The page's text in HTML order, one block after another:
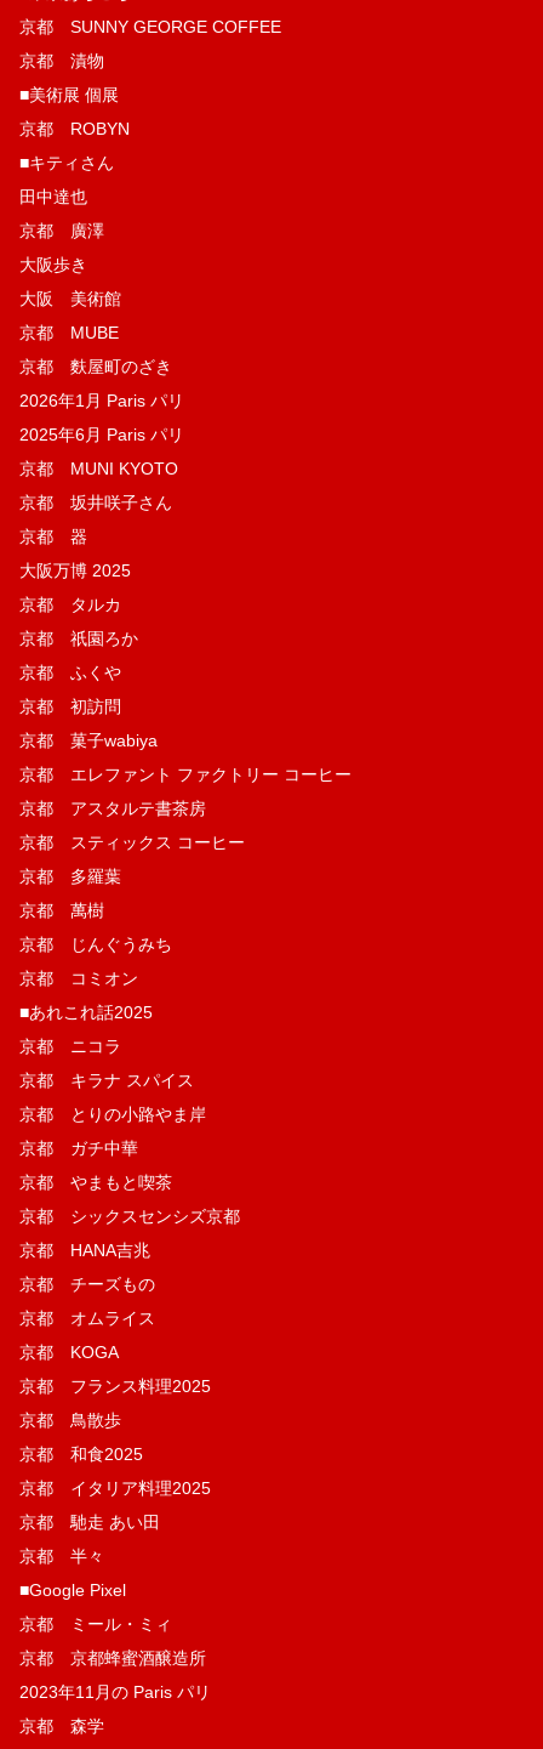
京都 SUNNY GEORGE COFFEE
京都 漬物
■美術展 個展
京都 ROBYN
■キティさん
田中達也
京都 廣澤
大阪歩き
大阪 美術館
京都 MUBE
京都 麩屋町のざき
2026年1月 Paris パリ
2025年6月 Paris パリ
京都 MUNI KYOTO
京都 坂井咲子さん
京都 器
大阪万博 2025
京都 タルカ
京都 祇園ろか
京都 ふくや
京都 初訪問
京都 菓子wabiya
京都 エレファント ファクトリー コーヒー
京都 アスタルテ書茶房
京都 スティックス コーヒー
京都 多羅葉
京都 萬樹
京都 じんぐうみち
京都 コミオン
■あれこれ話2025
京都 ニコラ
京都 キラナ スパイス
京都 とりの小路やま岸
京都 ガチ中華
京都 やまもと喫茶
京都 シックスセンシズ京都
京都 HANA吉兆
京都 チーズもの
京都 オムライス
京都 KOGA
京都 フランス料理2025
京都 鳥散歩
京都 和食2025
京都 イタリア料理2025
京都 馳走 あい田
京都 半々
■Google Pixel
京都 ミール・ミィ
京都 京都蜂蜜酒醸造所
2023年11月の Paris パリ
京都 森学